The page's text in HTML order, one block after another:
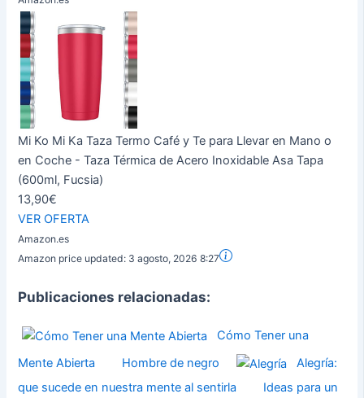
Mi Ko Mi Ka Taza Termo Café y Te para Llevar en Mano o
en Coche - Taza Térmica de Acero Inoxidable Asa Tapa
(600ml, Fucsia)
13,90€
VER OFERTA
Amazon.es
Amazon price updated: 3 agosto, 2026 8:27
Publicaciones relacionadas:
Cómo Tener una
Mente Abierta
Hombre de negro
Alegría:
que sucede en nuestra mente al sentirla
Ideas para un